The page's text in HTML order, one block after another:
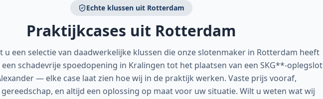
Echte klussen uit Rotterdam
Praktijkcases uit Rotterdam
u een selectie van daadwerkelijke klussen die onze slotenmaker in Rotterdam heeft
schadevrije spoedopening in Kralingen tot het plaatsen van een SKG**-oplegslot
— elke case laat zien hoe wij in de praktijk werken. Vaste prijs vooraf,
en altijd een oplossing op maat voor uw situatie. Wilt u weten wat wij